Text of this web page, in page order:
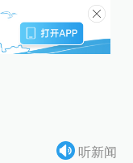
听新闻